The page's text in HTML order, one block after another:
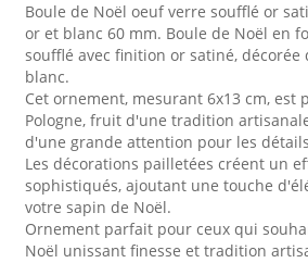
Boule de Noël oeuf verre soufflé or
or et blanc 60 mm. Boule de Noël en
soufflé avec finition or satiné,
blanc.
Cet ornement, mesurant 6x13 cm, est
Pologne, fruit d'une tradition
d'une grande attention pour les
Les décorations pailletées créent un
sophistiqués, ajoutant une touche
votre sapin de Noël.
Ornement parfait pour ceux qui
Noël unissant finesse et tradition